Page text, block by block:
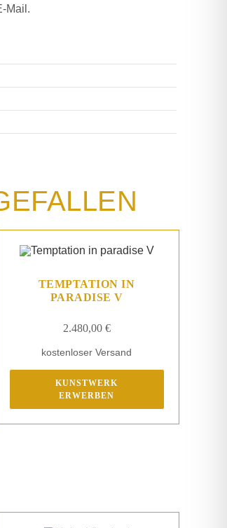
Mail.
TEMPTATION IN
PARADISE V
2.480,00 €
kostenloser Versand
KUNSTWERK
ERWERBEN